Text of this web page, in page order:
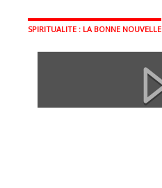
SPIRITUALITE : LA BONNE NOUVELLE